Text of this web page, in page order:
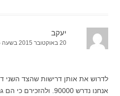
יעקב
20 באוקטובר 2015 בשעה 14:35
אנחנו נדרש 90000. ולהזכירם כי הם גנבו